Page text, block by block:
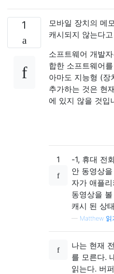
1
모바일 장치의 메
캐시되지 않는다
소프트웨어 개발
합한 소프트웨어
아마도 지능형 (장
추가하는 것은 현
에 있지 않을 것입
1
-1, 휴대 전
안 동영상
자가 애플
동영상을
캐시 된 상
— Matthew 읽
나는 현재
를 모른다.
읽는다. 버